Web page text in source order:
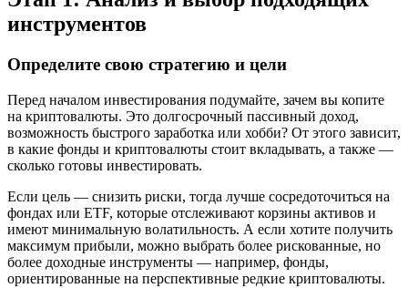
инструментов
Определите свою стратегию и цели
Перед началом инвестирования подумайте, зачем вы копите
на криптовалюты. Это долгосрочный пассивный доход,
возможность быстрого заработка или хобби? От этого зависит,
в какие фонды и криптовалюты стоит вкладывать, а также —
сколько готовы инвестировать.
Если цель — снизить риски, тогда лучше сосредоточиться на
фондах или ETF, которые отслеживают корзины активов и
имеют минимальную волатильность. А если хотите получить
максимум прибыли, можно выбрать более рискованные, но
более доходные инструменты — например, фонды,
ориентированные на перспективные редкие криптовалюты.